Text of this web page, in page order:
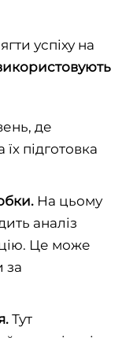
успіху на
де
їх підготовка
На цьому
аналіз
Це може
за
Тут